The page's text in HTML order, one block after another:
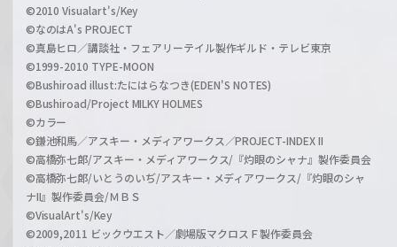
©2010 Visualart's/Key
©なのはA's PROJECT
©真島ヒロ／講談社・フェアリーテイル製作ギルド・テレビ東京
©1999-2010 TYPE-MOON
©Bushiroad illust:たにはらなつき(EDEN'S NOTES)
©Bushiroad/Project MILKY HOLMES
©カラー
©鎌池和馬／アスキー・メディアワークス／PROJECT-INDEX II
©高橋弥七郎/アスキー・メディアワークス/『灼眼のシャナ』製作委員会
©高橋弥七郎/いとうのいぢ/アスキー・メディアワークス/『灼眼のシャ
ナII』製作委員会/ＭＢＳ
©VisualArt's/Key
©2009,2011 ビックウエスト／劇場版マクロスＦ製作委員会